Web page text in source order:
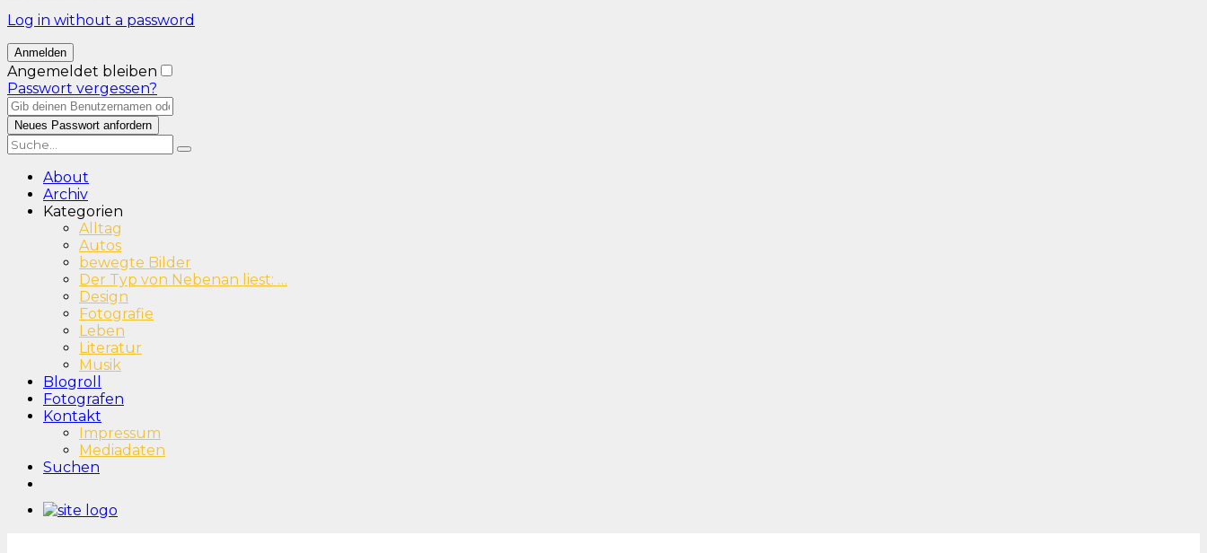
Log in without a password
Angemeldet bleiben
Passwort vergessen?
About
Archiv
Kategorien
Alltag
Autos
bewegte Bilder
Der Typ von Nebenan liest: …
Design
Fotografie
Leben
Literatur
Musik
Blogroll
Fotografen
Kontakt
Impressum
Mediadaten
Suchen